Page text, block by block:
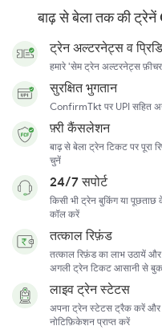
बाढ़ से बेला तक की
ट्रेन अल्टरनेट्स व
हमारे 'सेम ट्रेन अल्टरनेट्स
सुरक्षित भुगतान
ConfirmTkt पर UPI सहित
फ़्री कैंसलेशन
बाढ़ से बेला ट्रेन टिकट पर पूरा
चुनें
24/7 सपोर्ट
किसी भी ट्रेन बुकिंग या
कॉल करें
तत्काल रिफ़ंड
तत्काल रिफ़ंड का लाभ उठायें
अगली ट्रेन टिकट आसानी से
लाइव ट्रेन स्टेटस
अपना ट्रेन स्टेटस ट्रैक करें और
नोटिफ़िकेशन प्राप्त करें